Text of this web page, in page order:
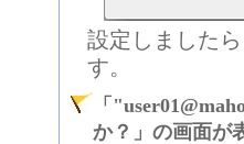
設定しました
す。
「
か？」の画面が